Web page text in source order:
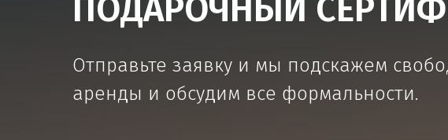
ПОДАРОЧНЫЙ
Отправьте заявку и мы подскажем
аренды и обсудим все формальности.